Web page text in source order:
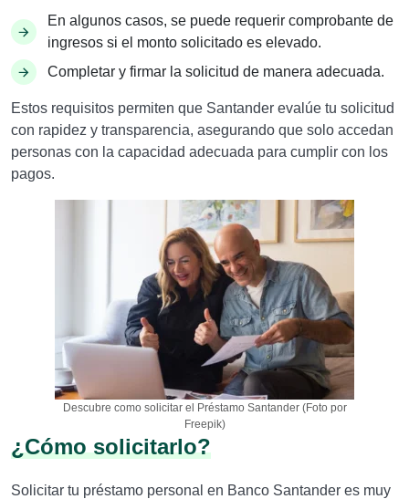
En algunos casos, se puede requerir comprobante de
ingresos si el monto solicitado es elevado.
Completar y firmar la solicitud de manera adecuada.
Estos requisitos permiten que Santander evalúe tu solicitud
con rapidez y transparencia, asegurando que solo accedan
personas con la capacidad adecuada para cumplir con los
pagos.
Descubre como solicitar el Préstamo Santander (Foto por
Freepik)
¿Cómo solicitarlo?
Solicitar tu préstamo personal en Banco Santander es muy